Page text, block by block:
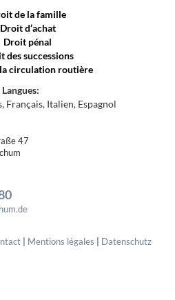
de la famille
Droit d’achat
Droit pénal
des successions
circulation routière
Langues:
Français, Italien, Espagnol
47
Mentions légales Datenschutz